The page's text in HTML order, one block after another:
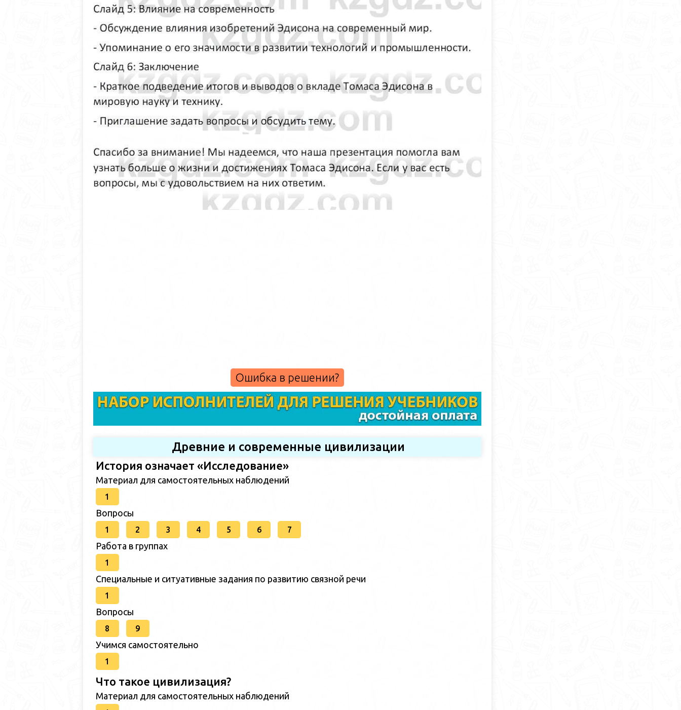
Ошибка в решении?
Древние и современные цивилизации
История означает «Исследование»
Материал для самостоятельных наблюдений
1
Вопросы
1 2 3 4 5 6 7
Работа в группах
1
Специальные и ситуативные задания по развитию связной речи
1
Вопросы
8 9
Учимся самостоятельно
1
Что такое цивилизация?
Материал для самостоятельных наблюдений